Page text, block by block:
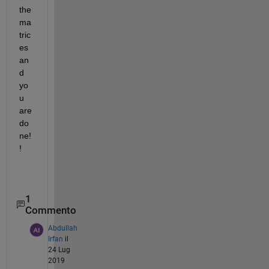
the
ma
tric
es
an
d
yo
u
are
do
ne!
!
1
Commento
Abdullah
Irfan il
24 Lug
2019